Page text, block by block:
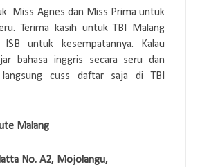
Miss Agnes dan Miss Prima untuk
Terima kasih untuk TBI Malang
untuk kesempatannya.
Kalau
bahasa inggris secara seru dan
langsung cuss daftar saja di TBI
Malang
No. A2, Mojolangu,